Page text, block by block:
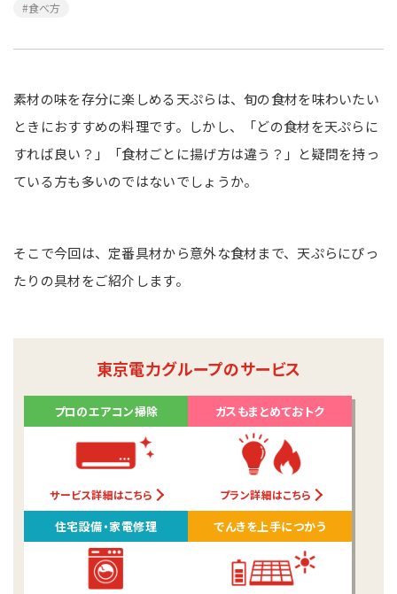
#食べ方
素材の味を存分に楽しめる天ぷらは、旬の食材を味わいたい
ときにおすすめの料理です。しかし、「どの食材を天ぷらに
すれば良い？」「食材ごとに揚げ方は違う？」と疑問を持っ
ている方も多いのではないでしょうか。
そこで今回は、定番具材から意外な食材まで、天ぷらにぴっ
たりの具材をご紹介します。
東京電力グループのサービス
プロのエアコン掃除
サービス詳細はこちら
ガスもまとめておトク
プラン詳細はこちら
住宅設備・家電修理 でんきを上手につかう